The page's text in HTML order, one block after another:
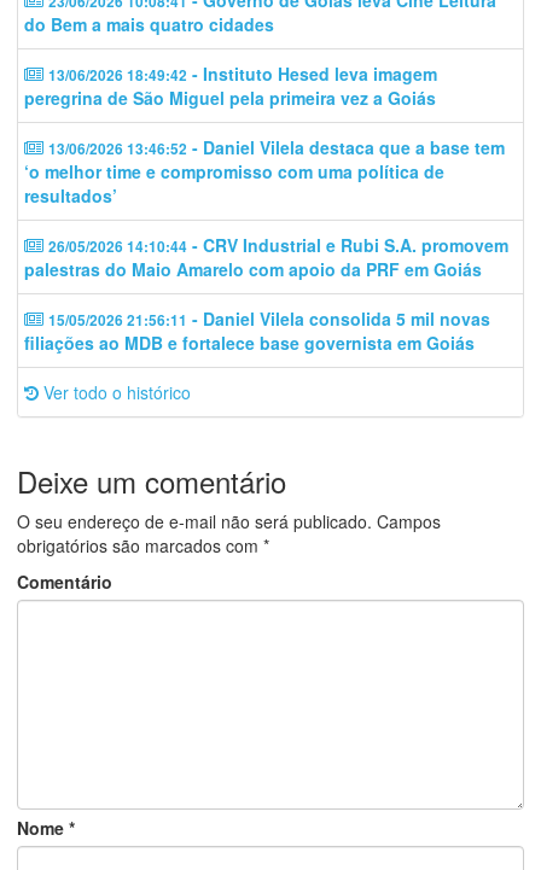
do Bem a mais quatro cidades
13/06/2026 18:49:42 - Instituto Hesed leva imagem
peregrina de São Miguel pela primeira vez a Goiás
13/06/2026 13:46:52 - Daniel Vilela destaca que a base tem
‘o melhor time e compromisso com uma política de
resultados’
26/05/2026 14:10:44 - CRV Industrial e Rubi S.A. promovem
palestras do Maio Amarelo com apoio da PRF em Goiás
15/05/2026 21:56:11 - Daniel Vilela consolida 5 mil novas
filiações ao MDB e fortalece base governista em Goiás
Ver todo o histórico
Deixe um comentário
O seu endereço de e-mail não será publicado. Campos
obrigatórios são marcados com *
Comentário
Nome *